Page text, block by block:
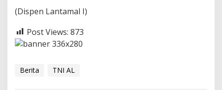
U
a
a
(Dispen Lantamal I)
Post Views: 873
Berita TNI AL